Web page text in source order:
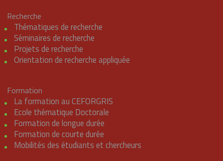
Recherche
Thématiques de recherche
Séminaires de recherche
Projets de recherche
Orientation de recherche appliquée
Formation
La formation au CEFORGRIS
Ecole thématique Doctorale
Formation de longue durée
Formation de courte durée
Mobilités des étudiants et chercheurs